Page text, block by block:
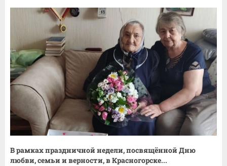
В рамках праздничной недели, посвящённой Дню
любви, семьи и верности, в Красногорске...